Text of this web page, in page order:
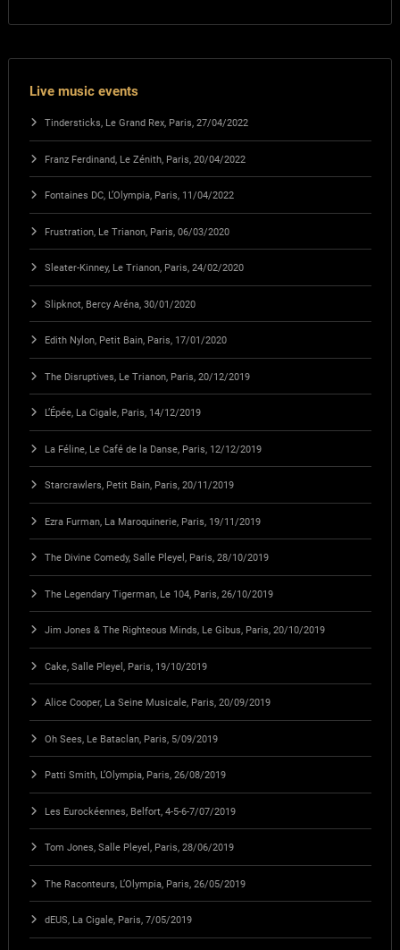
Live music events
Tindersticks, Le Grand Rex, Paris, 27/04/2022
Franz Ferdinand, Le Zénith, Paris, 20/04/2022
Fontaines DC, L’Olympia, Paris, 11/04/2022
Frustration, Le Trianon, Paris, 06/03/2020
Sleater-Kinney, Le Trianon, Paris, 24/02/2020
Slipknot, Bercy Aréna, 30/01/2020
Edith Nylon, Petit Bain, Paris, 17/01/2020
The Disruptives, Le Trianon, Paris, 20/12/2019
L’Épée, La Cigale, Paris, 14/12/2019
La Féline, Le Café de la Danse, Paris, 12/12/2019
Starcrawlers, Petit Bain, Paris, 20/11/2019
Ezra Furman, La Maroquinerie, Paris, 19/11/2019
The Divine Comedy, Salle Pleyel, Paris, 28/10/2019
The Legendary Tigerman, Le 104, Paris, 26/10/2019
Jim Jones & The Righteous Minds, Le Gibus, Paris, 20/10/2019
Cake, Salle Pleyel, Paris, 19/10/2019
Alice Cooper, La Seine Musicale, Paris, 20/09/2019
Oh Sees, Le Bataclan, Paris, 5/09/2019
Patti Smith, L’Olympia, Paris, 26/08/2019
Les Eurockéennes, Belfort, 4-5-6-7/07/2019
Tom Jones, Salle Pleyel, Paris, 28/06/2019
The Raconteurs, L’Olympia, Paris, 26/05/2019
dEUS, La Cigale, Paris, 7/05/2019